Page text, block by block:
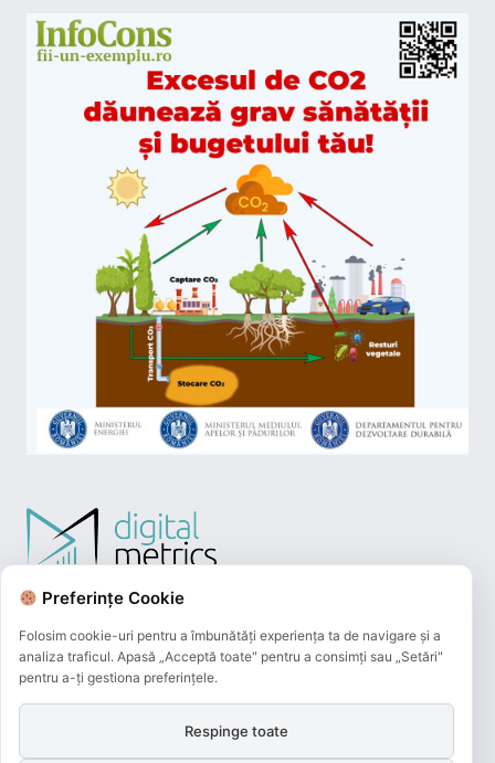
Plățile online efectuate pe acest site
Preferințe Cookie
Folosim cookie-uri pentru a îmbunătăți experiența ta de navigare și a
analiza traficul. Apasă „Acceptă toate" pentru a consimți sau „Setări"
pentru a-ți gestiona preferințele.
Respinge toate